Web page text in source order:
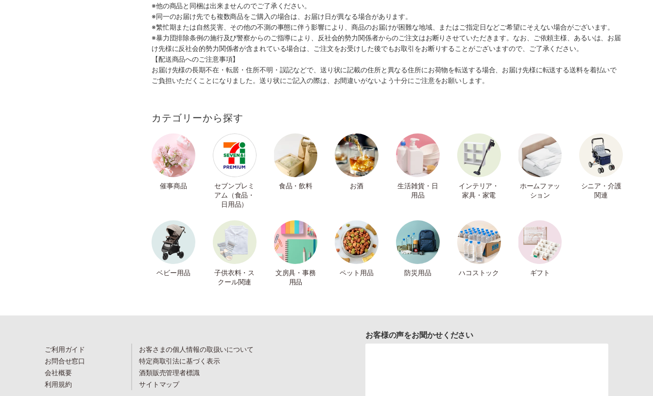
※他の商品と同梱は出来ませんのでご了承ください。
※同一のお届け先でも複数商品をご購入の場合は、お届け日が異なる場合があります。
※繁忙期または自然災害、その他の不測の事態に伴う影響により、商品のお届けが困難な地域、またはご指定日などご希望にそえない場合がございます。
※暴力団排除条例の施行及び警察からのご指導により、反社会的勢力関係者からのご注文はお断りさせていただきます。なお、ご依頼主様、あるいは、お届
け先様に反社会的勢力関係者が含まれている場合は、ご注文をお受けした後でもお取引をお断りすることがございますので、ご了承ください。
【配送商品へのご注意事項】
お届け先様の長期不在・転居・住所不明・誤記などで、送り状に記載の住所と異なる住所にお荷物を転送する場合、お届け先様に転送する送料を着払いで
ご負担いただくことになりました。送り状にご記入の際は、お間違いがないよう十分にご注意をお願いします。
カテゴリーから探す
催事商品
セブンプレミ
アム（食品・
日用品）
食品・飲料 お酒
生活雑貨・日
用品
インテリア・
家具・家電
ホームファッ
ション
シニア・介護
関連
ベビー用品
子供衣料・ス
クール関連
文房具・事務
用品
ペット用品 防災用品 ハコストック ギフト
ご利用ガイド
お問合せ窓口
会社概要
利用規約
お客さまの個人情報の取扱いについて
特定商取引法に基づく表示
酒類販売管理者標識
サイトマップ
お客様の声をお聞かせください